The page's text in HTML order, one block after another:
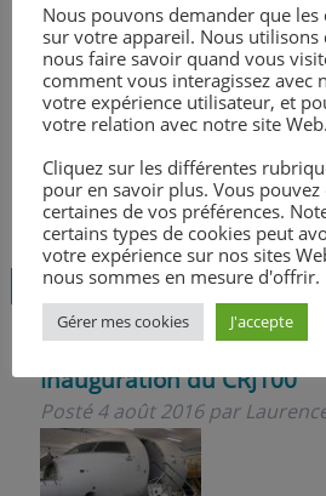
Projet de science
ma rue » des 2GT
Posté4 août 2016 par
Inauguration du CRJ100
Posté 4 août 2016 par
Nous pouvons demander que les
sur votre appareil. Nous utilisons
nous faire savoir quand vous
comment vous interagissez avec
votre expérience utilisateur, et
votre relation avec notre site Web.
Cliquez sur les différentes
pour en savoir plus. Vous
certaines de vos préférences.
certains types de cookies peut
votre expérience sur nos sites
nous sommes en mesure d'offrir.
Gérer mes cookies J'accepte